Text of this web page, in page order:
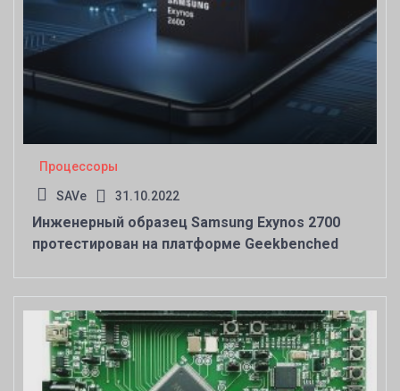
Процессоры
SAVe 31.10.2022
Инженерный образец Samsung Exynos 2700
протестирован на платформе Geekbenched